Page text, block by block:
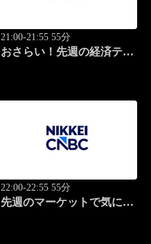
21:00-21:55 55分
おさらい！先週の経済テー
22:00-22:55 55分
先週のマーケットで気にな